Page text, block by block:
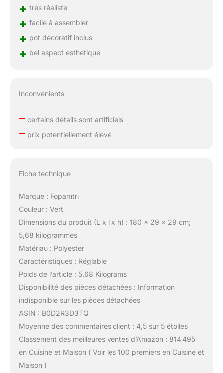
+ très réaliste
+ facile à assembler
+ pot décoratif inclus
+ bel aspect esthétique
Inconvénients
–certains détails sont artificiels
–prix potentiellement élevé
Fiche technique
Marque : Fopamtri
Couleur : Vert
Dimensions du produit (L x l x h) : 180 x 29 x 29 cm;
5,68 kilogrammes
Matériau : Polyester
Caractéristiques : Réglable
Poids de l’article : 5,68 Kilograms
Disponibilité des pièces détachées : Information
indisponible sur les pièces détachées
ASIN : B0D2R3D3TQ
Moyenne des commentaires client : 4,5 sur 5 étoiles
Classement des meilleures ventes d’Amazon : 814 495
en Cuisine et Maison ( Voir les 100 premiers en Cuisine et
Maison )